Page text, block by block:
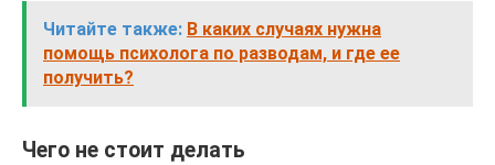
Читайте также: В каких случаях нужна
помощь психолога по разводам, и где ее
получить?
Чего не стоит делать